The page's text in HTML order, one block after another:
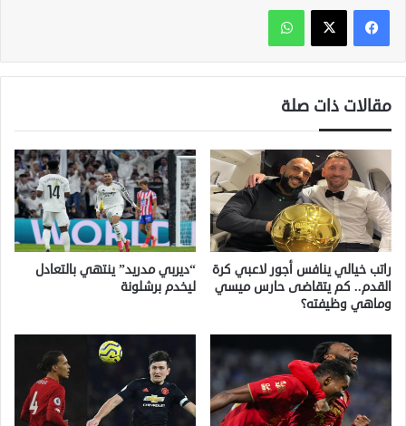
واتساب
مقالات ذات صلة
راتب خيالي ينافس أجور لاعبي كرة
القدم.. كم يتقاضى حارس ميسي
وماهي وظيفته؟
“ديربي مدريد” ينتهي بالتعادل
ليخدم برشلونة